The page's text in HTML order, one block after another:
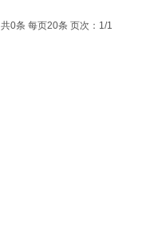
共0条 每页20条 页次：1/1